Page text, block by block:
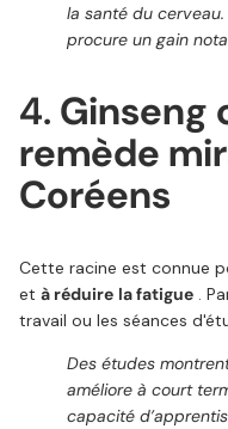
la santé du
procure un gain
4. Ginseng
remède
Coréens
Cette racine est connue
et à réduire la fatigue .
travail ou les séances
Des études
améliore à court
capacité